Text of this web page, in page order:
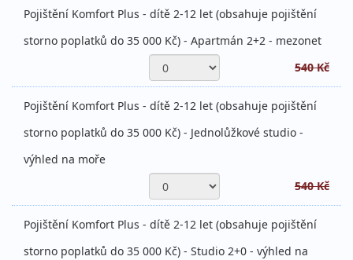
Pojištění Komfort Plus - dítě 2-12 let (obsahuje pojištění
storno poplatků do 35 000 Kč) - Apartmán 2+2 - mezonet
540 Kč
Pojištění Komfort Plus - dítě 2-12 let (obsahuje pojištění
storno poplatků do 35 000 Kč) - Jednolůžkové studio -
výhled na moře
540 Kč
Pojištění Komfort Plus - dítě 2-12 let (obsahuje pojištění
storno poplatků do 35 000 Kč) - Studio 2+0 - výhled na